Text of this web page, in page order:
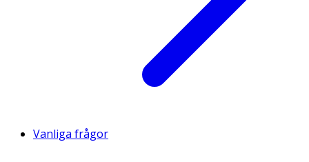
Vanliga frågor